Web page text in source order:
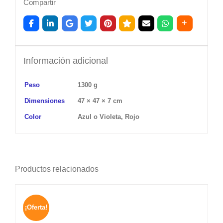
Compartir
Información adicional
Peso 1300 g
Dimensiones 47 × 47 × 7 cm
Color Azul o Violeta, Rojo
Productos relacionados
¡Oferta!